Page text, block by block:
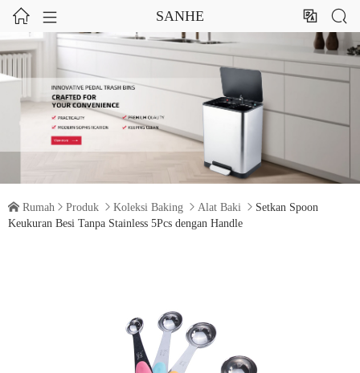
  SANHE  
 Rumah  Produk  Koleksi Baking  Alat Baki  Setkan Spoon
Keukuran Besi Tanpa Stainless 5Pcs dengan Handle